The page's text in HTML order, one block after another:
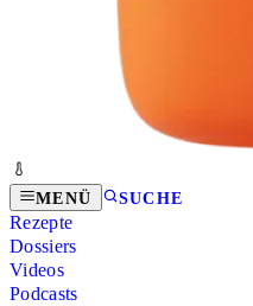
MENÜ SUCHE
Rezepte
Dossiers
Videos
Podcasts